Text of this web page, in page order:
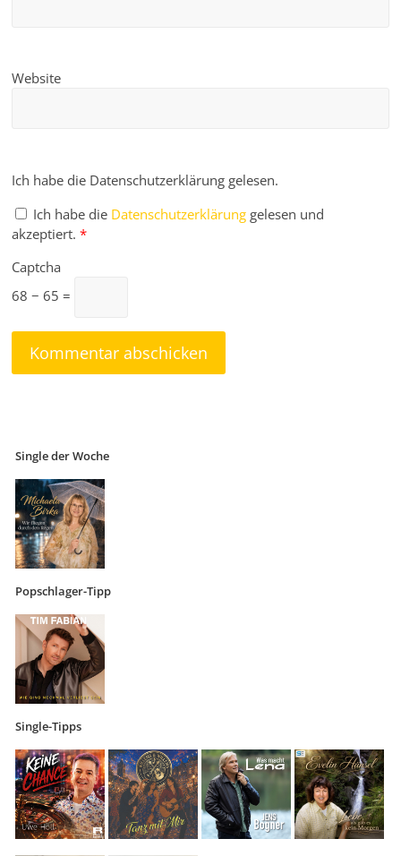
Website
Ich habe die Datenschutzerklärung gelesen.
Ich habe die Datenschutzerklärung gelesen und
akzeptiert. *
Captcha
68 − 65 =
Single der Woche
Popschlager-Tipp
Single-Tipps